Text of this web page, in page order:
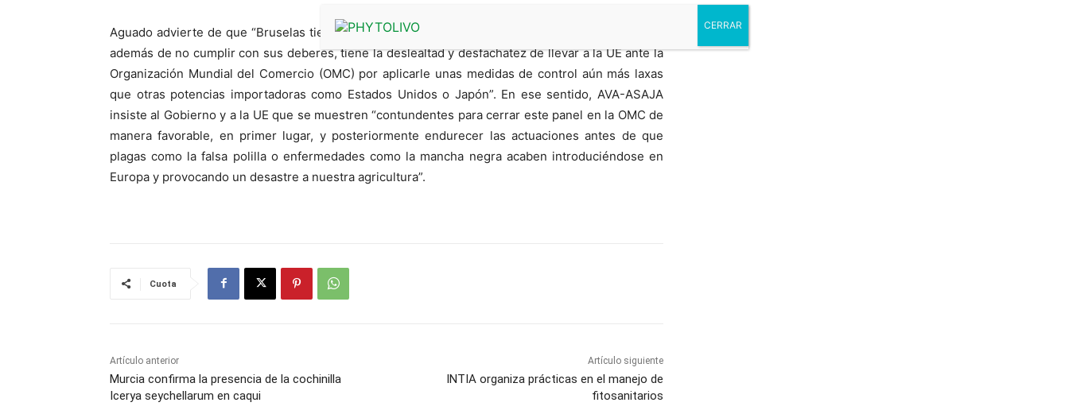
Aguado advierte de que “Bruselas tiene sobradas razones para desconfiar de una Sudáfrica que,
además de no cumplir con sus deberes, tiene la deslealtad y desfachatez de llevar a la UE ante la
Organización Mundial del Comercio (OMC) por aplicarle unas medidas de control aún más laxas
que otras potencias importadoras como Estados Unidos o Japón”. En ese sentido, AVA-ASAJA
insiste al Gobierno y a la UE que se muestren “contundentes para cerrar este panel en la OMC de
manera favorable, en primer lugar, y posteriormente endurecer las actuaciones antes de que
plagas como la falsa polilla o enfermedades como la mancha negra acaben introduciéndose en
Europa y provocando un desastre a nuestra agricultura”.
Cuota
Artículo anterior
Murcia confirma la presencia de la cochinilla
Icerya seychellarum en caqui
Artículo siguiente
INTIA organiza prácticas en el manejo de
fitosanitarios